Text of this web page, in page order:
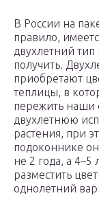
В России на
правило,
двухлетний
получить.
приобретают
теплицы, в
пережить наши
двухлетнюю
растения, при
подоконнике
не 2 года, а 4–5
разместить
однолетний